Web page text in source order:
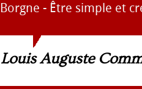
Borgne - Être simple et
Louis Auguste